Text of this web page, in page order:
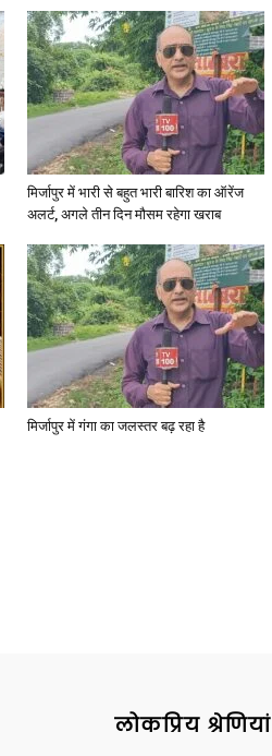
मिर्जापुर में भारी से बहुत भारी बारिश का ऑरेंज
अलर्ट, अगले तीन दिन मौसम रहेगा खराब
मिर्जापुर में गंगा का जलस्तर बढ़ रहा है
लोकप्रिय श्रेणियां